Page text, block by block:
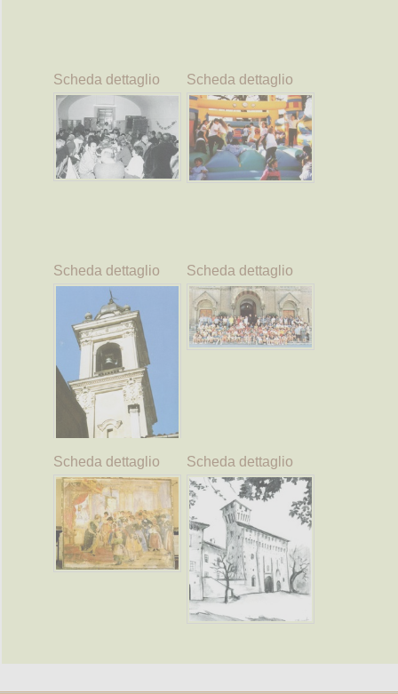
Scheda dettaglio Scheda dettaglio
Scheda dettaglio Scheda dettaglio
Scheda dettaglio Scheda dettaglio